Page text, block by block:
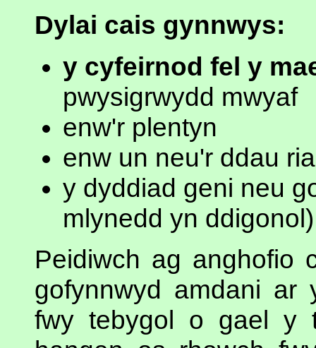
Dylai cais gynnwys:
y cyfeirnod fel y
pwysigrwydd mwyaf
enw'r plentyn
enw un neu'r ddau
y dyddiad geni neu
mlynedd yn ddigonol)
Peidiwch ag anghofio
gofynnwyd amdani
fwy tebygol o gael y